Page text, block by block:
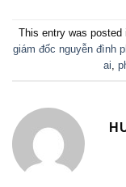
This entry was posted
giám đốc nguyễn đình
ai